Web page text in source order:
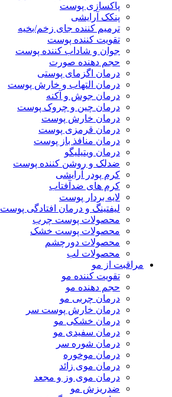
پاکسازی پوست
پنکک آرایشی
ترمیم کننده جای زخم/بخیه
تقویت کننده پوست
جوان و شاداب کننده پوست
حجم دهنده صورت
درمان اگزمای پوستی
درمان التهاب و خارش پوست
درمان جوش و آکنه
درمان چین و چروک پوست
درمان خارش پوست
درمان قرمزی پوست
درمان منافذ باز پوست
درمان ویتیلیگو
ضدلک و روشن کننده پوست
کرم پودر آرایشی
کرم های ضدآفتاب
لایه بردار پوست
لیفتینگ و درمان افتادگی پوست
محصولات پوست چرب
محصولات پوست خشک
محصولات دورچشم
محصولات لب
مراقبت از مو
تقویت کننده مو
حجم دهنده مو
درمان چربی مو
درمان خارش پوست سر
درمان خشکی مو
درمان سفیدی مو
درمان شوره سر
درمان موخوره
درمان موی زائد
درمان موی وز و مجعد
ضدریزش مو